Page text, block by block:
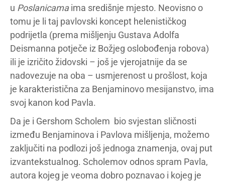
u Poslanicamaima središnje mjesto. Neovisno o
tomu je li taj pavlovski koncept helenističkog
podrijetla (prema mišljenju Gustava Adolfa
Deismanna potječe iz Božjeg oslobođenja robova)
ili je izričito židovski – još je vjerojatnije da se
nadovezuje na oba – usmjerenost u prošlost, koja
je karakteristična za Benjaminovo mesijanstvo, ima
svoj kanon kod Pavla.
Da je i Gershom Scholem bio svjestan sličnosti
između Benjaminova i Pavlova mišljenja, možemo
zaključiti na podlozi još jednoga znamenja, ovaj put
izvantekstualnog. Scholemov odnos spram Pavla,
autora kojeg je veoma dobro poznavao i kojeg je